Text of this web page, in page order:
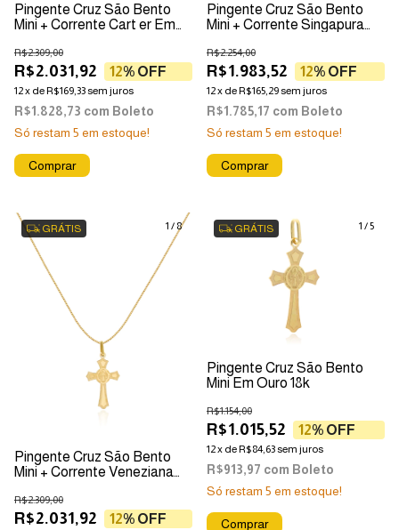
Pingente Cruz São Bento
Mini + Corrente Cart er Em
R$2.031,92
R$2.309,00
12% OFF
12x deR$169,33sem juros
R$1.828,73 com Boleto
Só restam 5 em estoque!
Pingente Cruz São Bento
Mini + Corrente Singapura
R$1.983,52
R$2.254,00
12% OFF
12x deR$165,29sem juros
R$1.785,17 com Boleto
Só restam 5 em estoque!
1 / 8
GRÁTIS
Pingente Cruz São Bento
Mini + Corrente Veneziana
R$2.031,92
R$2.309,00
12% OFF
1 /5
GRÁTIS
Pingente Cruz São Bento
Mini Em Ouro 18k
R$1.015,52
R$1.154,00
12% OFF
12x deR$84,63sem juros
R$913,97 com Boleto
Só restam 5 em estoque!